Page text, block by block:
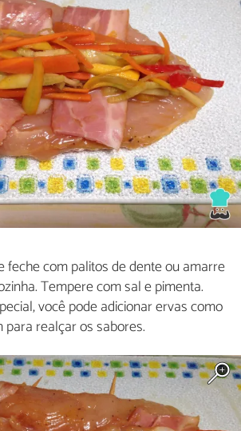
feche com palitos de dente ou amarre
Tempere com sal e pimenta.
você pode adicionar ervas como
realçar os sabores.